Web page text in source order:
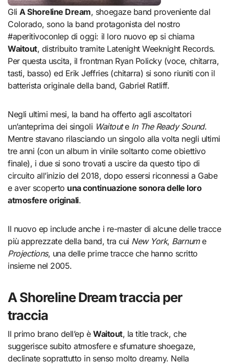
GliA Shoreline Dream, shoegaze band proveniente dal
Colorado, sono la band protagonista del nostro
#aperitivoconlep di oggi: il loro nuovo ep si chiama
Waitout, distribuito tramite Latenight Weeknight Records.
Per questa uscita, il frontman Ryan Policky (voce, chitarra,
tasti, basso) ed Erik Jeffries (chitarra) si sono riuniti con il
batterista originale della band, Gabriel Ratliff.
Negli ultimi mesi, la band ha offerto agli ascoltatori
un’anteprima dei singoli Waitoute In The Ready Sound.
Mentre stavano rilasciando un singolo alla volta negli ultimi
tre anni (con un album in vinile soltanto come obiettivo
finale), i due si sono trovati a uscire da questo tipo di
circuito all’inizio del 2018, dopo essersi riconnessi a Gabe
e aver scoperto una continuazione sonora delle loro
atmosfere originali.
Il nuovo ep include anche i re-master di alcune delle tracce
più apprezzate della band, tra cui New York, Barnume
Projections, una delle prime tracce che hanno scritto
insieme nel 2005.
A Shoreline Dream traccia per
traccia
Il primo brano dell’ep è Waitout, la title track, che
suggerisce subito atmosfere e sfumature shoegaze,
declinate soprattutto in senso molto dreamy. Nella